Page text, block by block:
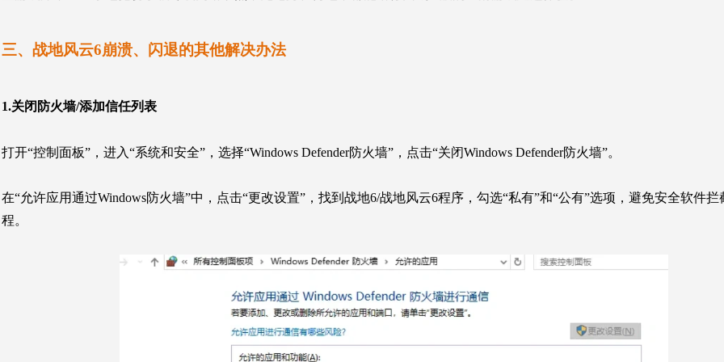
三、战地风云6崩溃、闪退的其他解决办法
1.关闭防火墙/添加信任列表
打开“控制面板”，进入“系统和安全”，选择“Windows Defender防火墙”，点击“关闭Windows Defender防火墙”。
在“允许应用通过Windows防火墙”中，点击“更改设置”，找到战地6/战地风云6程序，勾选“私有”和“公有”选项，避免安全软件拦
程。